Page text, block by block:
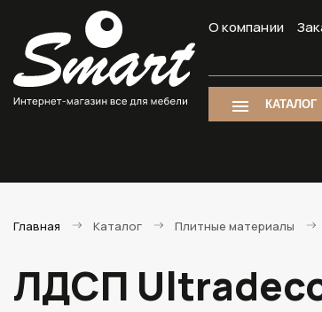
О компании
КАТАЛОГ
Главная Каталог Плитные материалы
ЛДСП